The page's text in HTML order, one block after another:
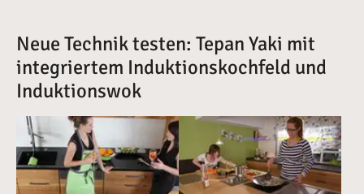
Neue Technik testen: Tepan Yaki mit
integriertem Induktionskochfeld und
Induktionswok
Vergrößerte Version anzeigenVergrößerte Version